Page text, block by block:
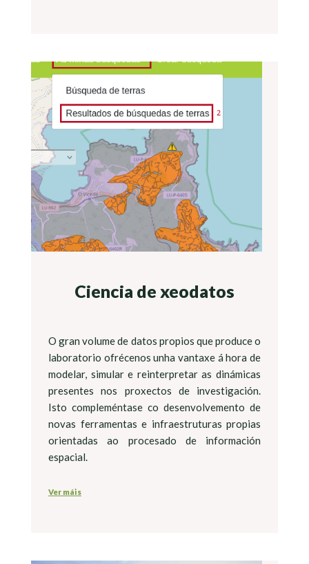
Ciencia de xeodatos
O gran volume de datos propios que produce o
laboratorio ofrécenos unha vantaxe á hora de
modelar, simular e reinterpretar as dinámicas
presentes nos proxectos de investigación.
Isto compleméntase co desenvolvemento de
novas ferramentas e infraestruturas propias
orientadas ao procesado de información
espacial.
Ver máis